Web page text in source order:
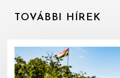
TOVÁBBI HÍREK